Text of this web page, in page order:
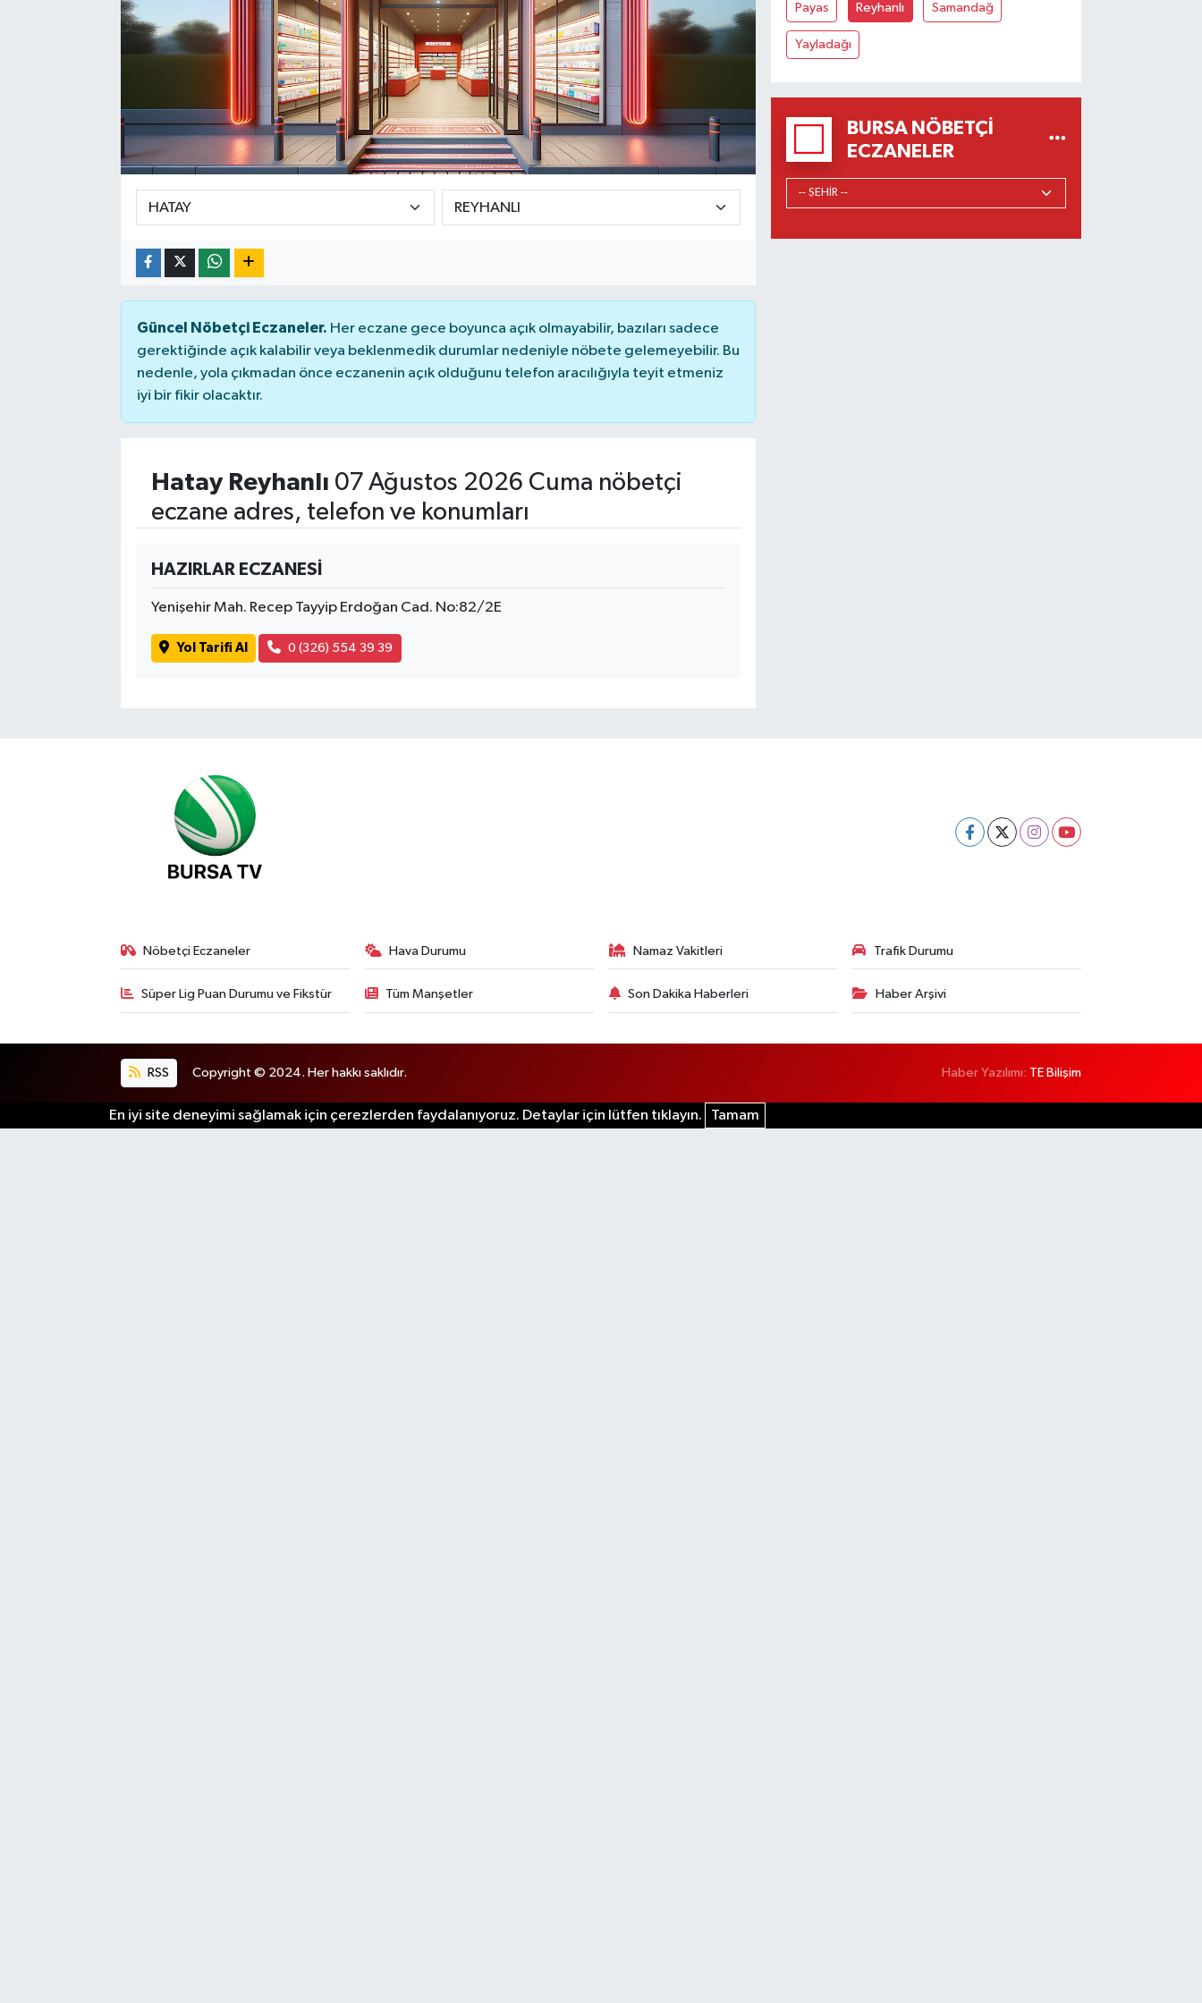
Güncel Nöbetçi Eczaneler. Her eczane gece boyunca açık olmayabilir, bazıları sadece
gerektiğinde açık kalabilir veya beklenmedik durumlar nedeniyle nöbete gelemeyebilir. Bu
nedenle, yola çıkmadan önce eczanenin açık olduğunu telefon aracılığıyla teyit etmeniz
iyi bir fikir olacaktır.
Hatay Reyhanlı 07 Ağustos 2026 Cuma nöbetçi
eczane adres, telefon ve konumları
HAZIRLAR ECZANESİ
Yenişehir Mah. Recep Tayyip Erdoğan Cad. No:82/2E
Yol Tarifi Al 0 (326) 554 39 39
Payas Reyhanlı Samandağ
Yayladağı
BURSA NÖBETÇI
ECZANELER
Nöbetçi Eczaneler Hava Durumu Namaz Vakitleri Trafik Durumu
Süper Lig Puan Durumu ve Fikstür Tüm Manşetler Son Dakika Haberleri Haber Arşivi
RSS Copyright © 2024. Her hakkı saklıdır. Haber Yazılımı: TE Bilişim
En iyi site deneyimi sağlamak için çerezlerden faydalanıyoruz. Detaylar için lütfen tıklayın. Tamam